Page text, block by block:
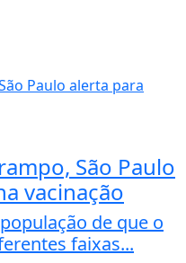
São Paulo
vacinação
de que o
faixas...